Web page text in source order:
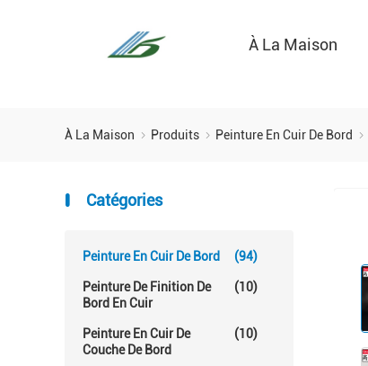
À La Maison
À La Maison Produits Peinture En Cuir De Bord
Catégories
Peinture En Cuir De Bord (94)
Peinture De Finition De
Bord En Cuir
(10)
Peinture En Cuir De
Couche De Bord
(10)